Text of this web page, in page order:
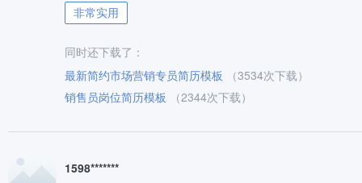
非常实用
同时还下载了：
最新简约市场营销专员简历模板
（3534次下载）
销售员岗位简历模板
（2344次下载）
1598*******